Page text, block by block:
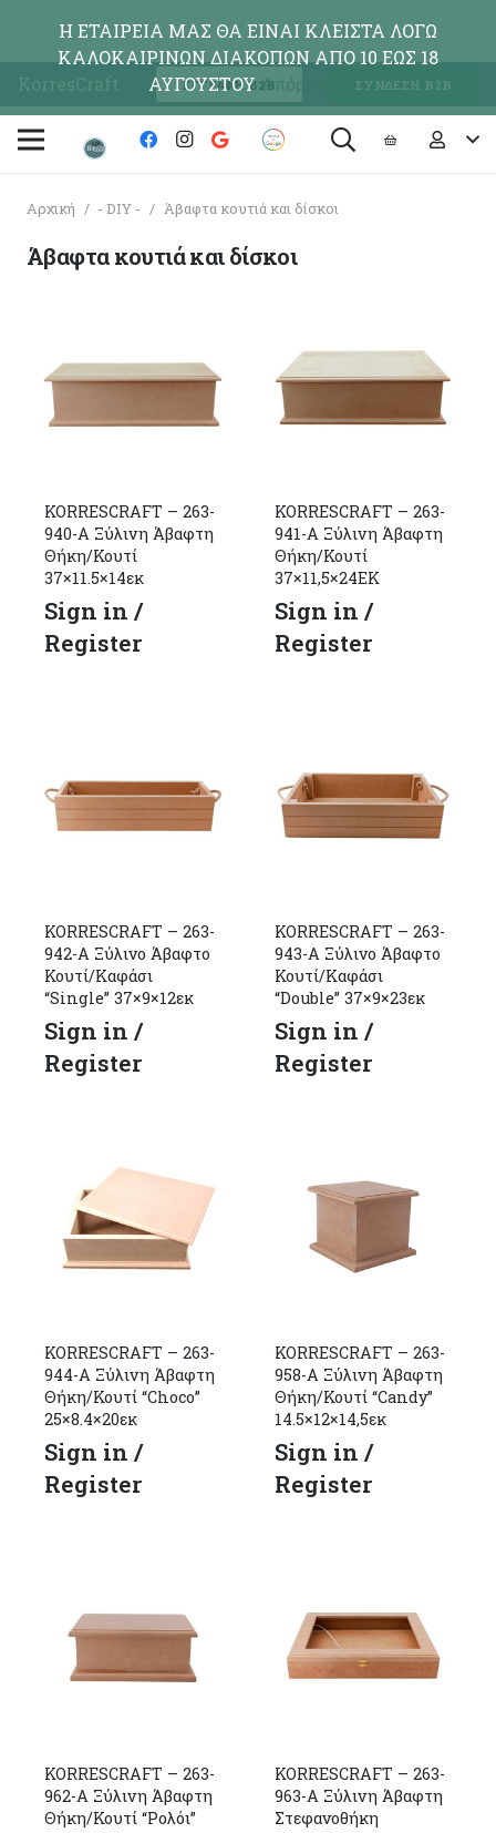
KorresCraft ΕΓΓΡΑΦΗ Β2Β ΣΥΝΔΕΣΗ Β2Β
Αρχική / - DIY - / Άβαφτα κουτιά και δίσκοι
Άβαφτα κουτιά και δίσκοι
KORRESCRAFT – 263-
940-Α Ξύλινη Άβαφτη
Θήκη/Κουτί
37×11.5×14εκ
Sign in /
Register
KORRESCRAFT – 263-
941-Α Ξύλινη Άβαφτη
Θήκη/Κουτί
37×11,5×24ΕΚ
Sign in /
Register
KORRESCRAFT – 263-
942-Α Ξύλινο Άβαφτο
Κουτί/Καφάσι
“Single” 37×9×12εκ
Sign in /
Register
KORRESCRAFT – 263-
943-Α Ξύλινο Άβαφτο
Κουτί/Καφάσι
“Double” 37×9×23εκ
Sign in /
Register
KORRESCRAFT – 263-
944-Α Ξύλινη Άβαφτη
Θήκη/Κουτί “Choco”
25×8.4×20εκ
Sign in /
Register
KORRESCRAFT – 263-
958-Α Ξύλινη Άβαφτη
Θήκη/Κουτί “Candy”
14.5×12×14,5εκ
Sign in /
Register
KORRESCRAFT – 263-
962-Α Ξύλινη Άβαφτη
Θήκη/Κουτί “Ρολόι”
KORRESCRAFT – 263-
963-Α Ξύλινη Άβαφτη
Στεφανοθήκη
Η ΕΤΑΙΡΕΙΑ ΜΑΣ ΘΑ ΕΙΝΑΙ ΚΛΕΙΣΤΑ ΛΟΓΩ
ΚΑΛΟΚΑΙΡΙΝΩΝ ΔΙΑΚΟΠΩΝ ΑΠΟ 10 ΕΩΣ 18
ΑΥΓΟΥΣΤΟΥΑπόρριψη